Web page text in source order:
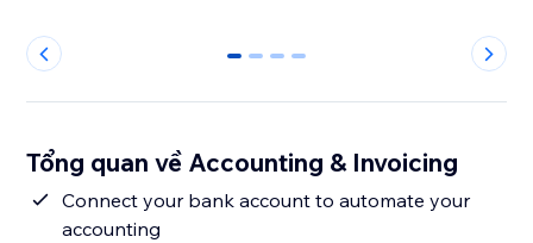
0 1 2 3
Tổng quan về Accounting & Invoicing
Connect your bank account to automate your
accounting